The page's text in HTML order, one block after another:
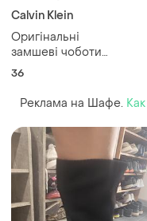
Calvin Klein
Оригінальні
замшеві чоботи
calvin klein
36
Реклама на Шафе.